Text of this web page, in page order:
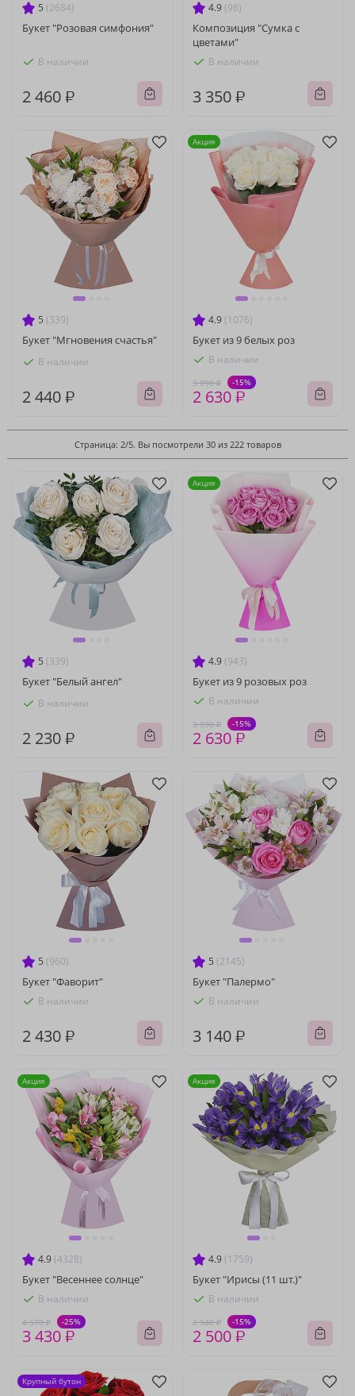
5 (2684)
Букет "Розовая симфония"
В наличии
2 460 ₽
4.9 (98)
Композиция "Сумка с
цветами"
В наличии
3 350 ₽
5 (339)
Букет "Мгновения счастья"
В наличии
2 440 ₽
4.9 (1076)
Букет из 9 белых роз
В наличии
3 090 ₽ -15%
2 630 ₽
Акция
Страница: 2/5. Вы посмотрели 30 из 222 товаров
5 (339)
Букет "Белый ангел"
В наличии
2 230 ₽
4.9 (943)
Букет из 9 розовых роз
В наличии
3 090 ₽ -15%
2 630 ₽
Акция
5 (960)
Букет "Фаворит"
В наличии
2 430 ₽
5 (2145)
Букет "Палермо"
В наличии
3 140 ₽
4.9 (4328)
Букет "Весеннее солнце"
В наличии
4 570 ₽ -25%
3 430 ₽
Акция
4.9 (1759)
Букет "Ирисы (11 шт.)"
В наличии
2 940 ₽ -15%
2 500 ₽
Акция
Крупный бутон